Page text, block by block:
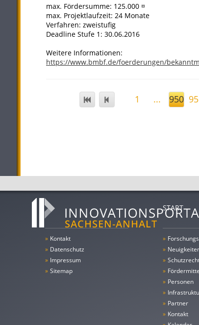
max. Fördersumme: 125.000 ¤
max. Projektlaufzeit: 24 Monate
Verfahren: zweistufig
Deadline Stufe 1: 30.06.2016
Weitere Informationen:
https://www.bmbf.de/foerderungen/
1 ... 950
» Kontakt
» Datenschutz
» Impressum
» Sitemap
START
»
»
»
»
» Personen
»
» Partner
» Kontakt